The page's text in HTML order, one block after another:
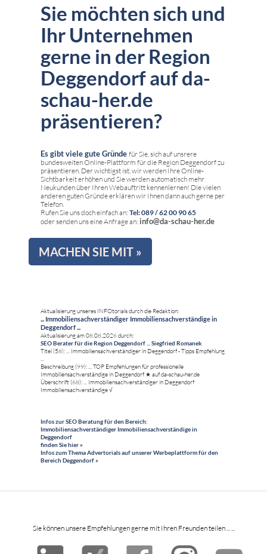
Sie möchten sich und
Ihr Unternehmen
gerne in der Region
Deggendorf auf da-
schau-her.de
präsentieren?
Es gibt viele gute Gründe für Sie, sich auf unsrere
bundesweiten Online-Plattform für die Region Deggendorf zu
präsentieren. Der wichtigst ist, wir werden Ihre Online-
Sichtbarkeit erhöhen und Sie werden automatisch mehr
Neukunden über Ihren Webauftritt kennenlernen! Die vielen
anderen guten Gründe erklären wir Ihnen dann auch gerne per
Telefon.
Rufen Sie uns doch einfach an: Tel: 089 / 62 00 90 65
oder senden uns eine Anfrage an: info@da-schau-her.de
MACHEN SIE MIT »
Aktualisierung unseres INFOtorials durch die Redaktion:
... Immobiliensachverständiger Immobiliensachverständige in
Deggendorf ...
Aktualisierung am 08.08.2026 durch:
SEO Berater für die Region Deggendorf ... Siegfried Romanek
Titel (58): ... Immobiliensachverständiger in Deggendorf - Tipps Empfehlung
...
Beschreibung (99): ... TOP Empfehlungen für professionelle
Immobiliensachverständige in Deggendorf ★ auf da-schau-her.de
Überschrift (68): ... Immobiliensachverständiger in Deggendorf
Immobiliensachverständige √
Infos zur SEO Beratung für den Bereich:
Immobiliensachverständiger Immobiliensachverständige in
Deggendorf
finden Sie hier »
Infos zum Thema Advertorials auf unserer Werbeplattform für den
Bereich Deggendorf »
Sie können unsere Empfehlungen gerne mit Ihren Freunden teilen ... ...